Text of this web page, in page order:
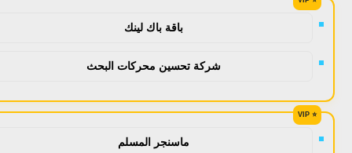
باقة باك لينك
شركة تحسين محركات البحث
ماسنجر المسلم